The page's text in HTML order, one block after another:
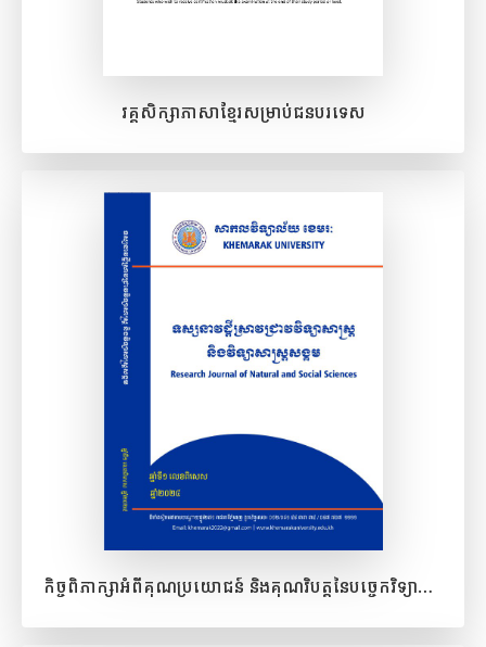
វគ្គសិក្សាភាសាខ្មែរសម្រាប់ជនបរទេស
កិច្ចពិភាក្សាអំពីគុណប្រយោជន៍ និងគុណវិបត្តនៃបច្ចេកវិទ្យាផ្នែកច្បាប់ក្នុងវិស័យច្បាប់ នាសម័យឌីជីថល
ពិនិត្យមើល​ឯកសារ